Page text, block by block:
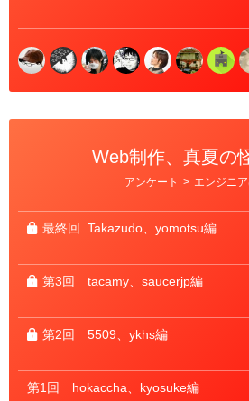
Web制作、真夏の
リ
ー
アンケート > エンジニ
最終回 Takazudo、yomotsu編
第3回 tacamy、saucerjp編
第2回 5509、ykhs編
第1回 hokaccha、kyosuke編